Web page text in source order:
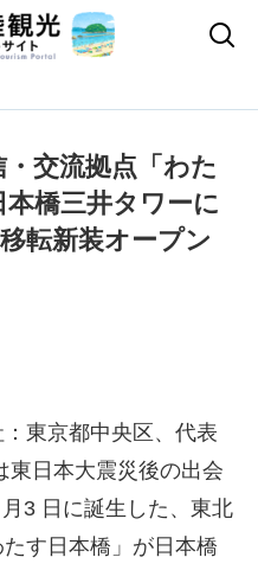
交流拠点「わた
橋三井タワーに
転新装オープン
東京都中央区、代表
東日本大震災後の出会
3 日に誕生した、東北
す日本橋」が日本橋